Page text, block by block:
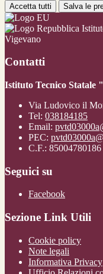
Accetta tutti Salva le
Vigevano
Contatti
Istituto Tecnico Statale
Via Ludovico il
Tel: 038184185
Email:
PEC:
C.F.: 85004780186
Seguici su
Facebook
Sezione Link Utili
Cookie policy
Note legali
Informativa Privacy